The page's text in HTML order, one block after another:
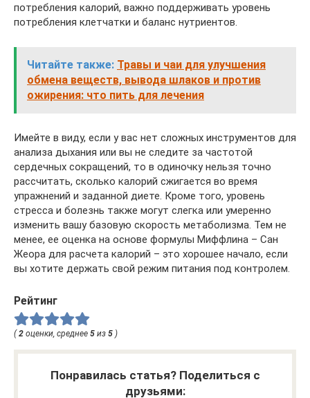
потребления калорий, важно поддерживать уровень
потребления клетчатки и баланс нутриентов.
Читайте также: Травы и чаи для улучшения
обмена веществ, вывода шлаков и против
ожирения: что пить для лечения
Имейте в виду, если у вас нет сложных инструментов для
анализа дыхания или вы не следите за частотой
сердечных сокращений, то в одиночку нельзя точно
рассчитать, сколько калорий сжигается во время
упражнений и заданной диете. Кроме того, уровень
стресса и болезнь также могут слегка или умеренно
изменить вашу базовую скорость метаболизма. Тем не
менее, ее оценка на основе формулы Миффлина – Сан
Жеора для расчета калорий – это хорошее начало, если
вы хотите держать свой режим питания под контролем.
Рейтинг
(2 оценки, среднее 5 из 5 )
Понравилась статья? Поделиться с
друзьями: